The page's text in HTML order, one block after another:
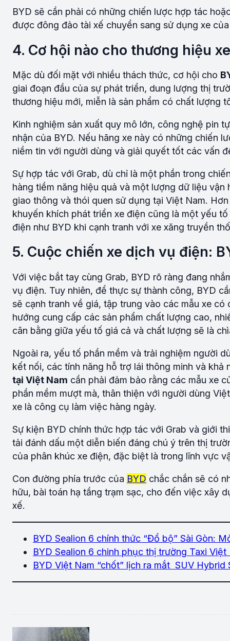
BYD sẽ cần phải có những chiến lược hợp tác
được đông đảo tài xế chuyển sang sử dụng xe
4. Cơ hội nào cho thương hiệu
Mặc dù đối mặt với nhiều thách thức, cơ hội cho
giai đoạn đầu của sự phát triển, dung lượng thị
thương hiệu mới, miễn là sản phẩm có chất lượng
Kinh nghiệm sản xuất quy mô lớn, công nghệ pin
nhận của BYD. Nếu hãng xe này có những chiến
niềm tin với người dùng và giải quyết tốt các vấn
Sự hợp tác với Grab, dù chỉ là một phần trong
hàng tiềm năng hiệu quả và một lượng dữ liệu
giao thông và thói quen sử dụng tại Việt Nam.
khuyến khích phát triển xe điện cũng là một yếu
điện như BYD khi cạnh tranh với xe xăng truyền
5. Cuộc chiến xe dịch vụ điện:
Với việc bắt tay cùng Grab, BYD rõ ràng đang
vụ điện. Tuy nhiên, để thực sự thành công, BYD
sẽ cạnh tranh về giá, tập trung vào các mẫu xe
hướng cung cấp các sản phẩm chất lượng cao,
cân bằng giữa yếu tố giá cả và chất lượng sẽ là
Ngoài ra, yếu tố phần mềm và trải nghiệm người
kết nối, các tính năng hỗ trợ lái thông minh và
tại Việt Nam cần phải đảm bảo rằng các mẫu xe
phần mềm mượt mà, thân thiện với người dùng
xe là công cụ làm việc hàng ngày.
Sự kiện BYD chính thức hợp tác với Grab và giới
tải đánh dấu một diễn biến đáng chú ý trên thị
của phân khúc xe điện, đặc biệt là trong lĩnh vực
Con đường phía trước của BYD chắc chắn sẽ có
hữu, bài toán hạ tầng trạm sạc, cho đến việc xây
xế.
BYD Sealion 6 chính thức “Đổ bộ” Sài Gòn:
BYD Sealion 6 chinh phục thị trường Taxi
BYD Việt Nam “chốt” lịch ra mắt SUV